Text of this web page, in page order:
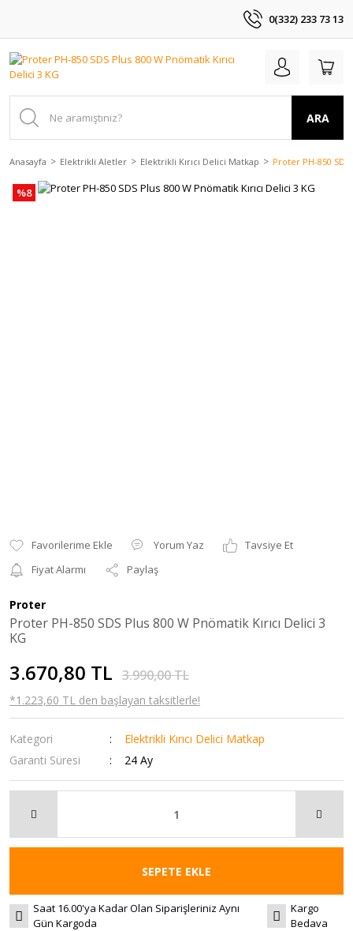
0(332) 233 73 13
ARA
Anasayfa Elektrikli Aletler Elektrikli Kırıcı Delici Matkap Proter PH-850 SDS
%8
Yorum Yaz
Tavsiye Et
Fiyat Alarmı
Paylaş
Proter
Proter PH-850 SDS Plus 800 W Pnömatik Kırıcı Delici 3
KG
3.670,80 TL 3.990,00 TL
*1.223,60 TL den başlayan taksitlerle!
Kategori
Elektrikli Kırıcı Delici Matkap
Garanti Süresi
24 Ay
SEPETE EKLE
Saat 16.00'ya Kadar Olan Siparişleriniz Aynı
Gün Kargoda
Kargo
Bedava